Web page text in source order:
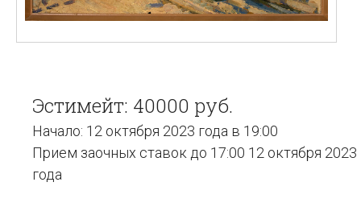
Эстимейт: 40000 руб.
Начало: 12 октября 2023 года в 19:00
Прием заочных ставок до 17:00 12 октября 2023
года